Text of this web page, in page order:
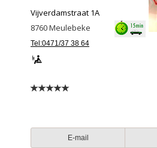
Vijverdamstraat 1A
8760Meulebeke
Tel:0471/37 38 64
E-mail